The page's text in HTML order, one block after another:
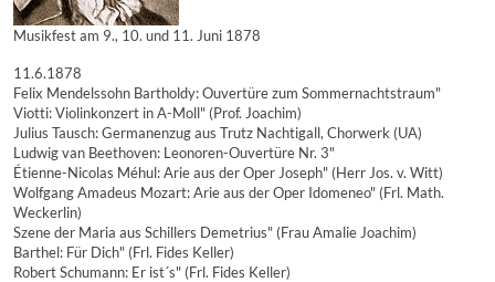
Musikfest am 9., 10. und 11. Juni 1878
11.6.1878
Felix Mendelssohn Bartholdy: Ouvertüre zum Sommernachtstraum"
Viotti: Violinkonzert in A-Moll" (Prof. Joachim)
Julius Tausch: Germanenzug aus Trutz Nachtigall, Chorwerk (UA)
Ludwig van Beethoven: Leonoren-Ouvertüre Nr. 3"
Étienne-Nicolas Méhul: Arie aus der Oper Joseph" (Herr Jos. v. Witt)
Wolfgang Amadeus Mozart: Arie aus der Oper Idomeneo" (Frl. Math.
Weckerlin)
Szene der Maria aus Schillers Demetrius" (Frau Amalie Joachim)
Barthel: Für Dich" (Frl. Fides Keller)
Robert Schumann: Er ist´s" (Frl. Fides Keller)